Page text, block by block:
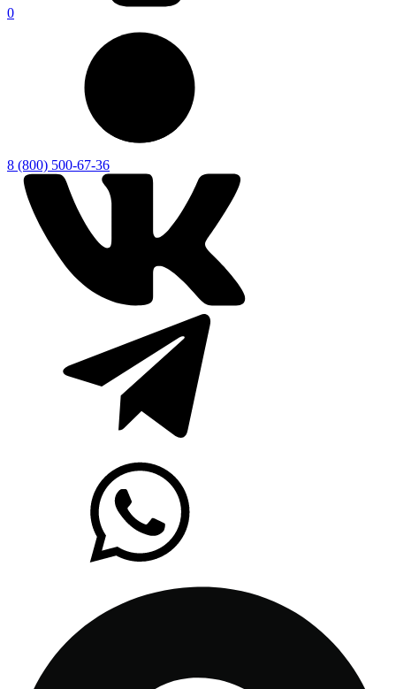
0
8 (800) 500-67-36